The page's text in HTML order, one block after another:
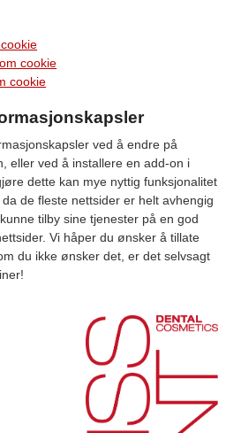
cookie
cookie
ved å endre på
eller ved å installere en add-on i
dette kan mye nyttig funksjonalitet
de fleste nettsider er helt avhengig
tilby sine tjenester på en god
Vi håper du ønsker å tillate
du ikke ønsker det, er det selvsagt